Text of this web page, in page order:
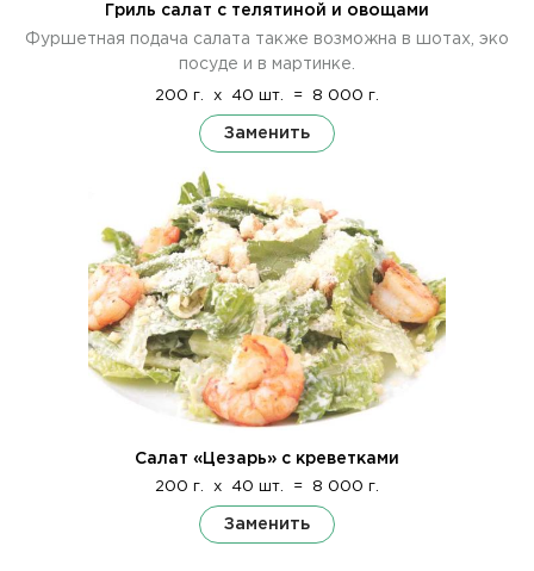
Гриль салат с телятиной и овощами
Фуршетная подача салата также возможна в шотах, эко
посуде и в мартинке.
200 г. x 40 шт. = 8 000 г.
Заменить
Салат «Цезарь» с креветками
200 г. x 40 шт. = 8 000 г.
Заменить